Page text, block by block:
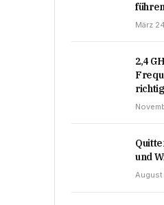
März
2,4
und
August